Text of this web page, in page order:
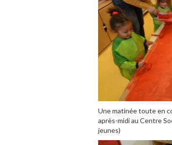
Une matinée toute en
après-midi au Centre
jeunes)